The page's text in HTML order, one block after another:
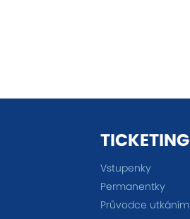
TICKETING
Vstupenky
Permanentky
Průvodce utkáním